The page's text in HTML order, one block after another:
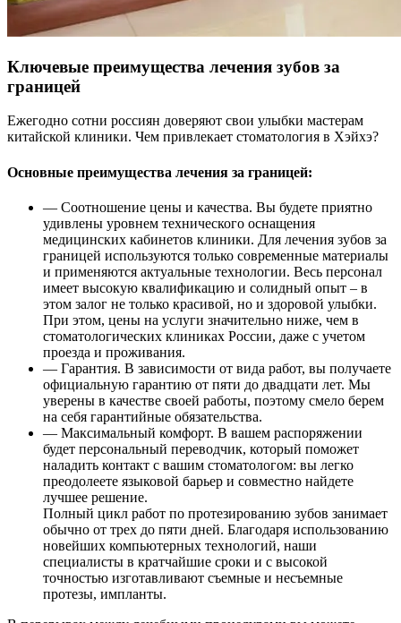
Ключевые преимущества лечения зубов за
границей
Ежегодно сотни россиян доверяют свои улыбки мастерам
китайской клиники. Чем привлекает стоматология в Хэйхэ?
Основные преимущества лечения за границей:
— Соотношение цены и качества. Вы будете приятно
удивлены уровнем технического оснащения
медицинских кабинетов клиники. Для лечения зубов за
границей используются только современные материалы
и применяются актуальные технологии. Весь персонал
имеет высокую квалификацию и солидный опыт – в
этом залог не только красивой, но и здоровой улыбки.
При этом, цены на услуги значительно ниже, чем в
стоматологических клиниках России, даже с учетом
проезда и проживания.
— Гарантия. В зависимости от вида работ, вы получаете
официальную гарантию от пяти до двадцати лет. Мы
уверены в качестве своей работы, поэтому смело берем
на себя гарантийные обязательства.
— Максимальный комфорт. В вашем распоряжении
будет персональный переводчик, который поможет
наладить контакт с вашим стоматологом: вы легко
преодолеете языковой барьер и совместно найдете
лучшее решение.
Полный цикл работ по протезированию зубов занимает
обычно от трех до пяти дней. Благодаря использованию
новейших компьютерных технологий, наши
специалисты в кратчайшие сроки и с высокой
точностью изготавливают съемные и несъемные
протезы, импланты.